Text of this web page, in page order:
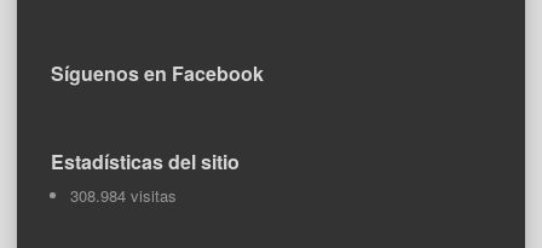
Síguenos en Facebook
Estadísticas del sitio
308.984 visitas